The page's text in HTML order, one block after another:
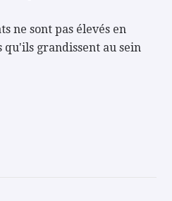
ne sont pas élevés en
qu'ils grandissent au sein